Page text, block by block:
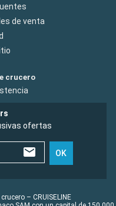
de venta
crucero
ofertas
OK
– CRUISELINE